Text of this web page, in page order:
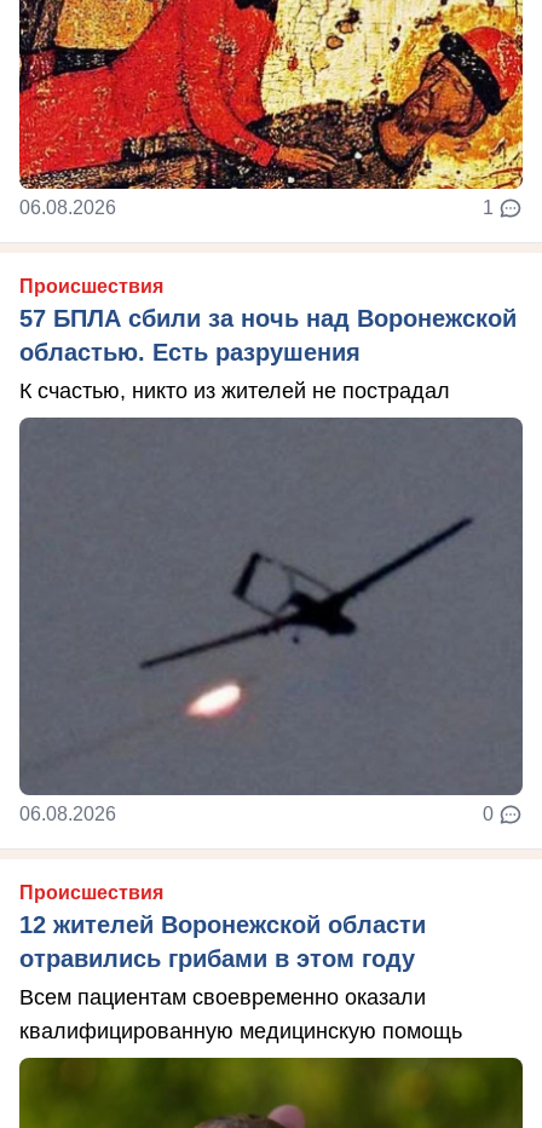
06.08.2026 1
Происшествия
57 БПЛА сбили за ночь над Воронежской
областью. Есть разрушения
К счастью, никто из жителей не пострадал
06.08.2026 0
Происшествия
12 жителей Воронежской области
отравились грибами в этом году
Всем пациентам своевременно оказали
квалифицированную медицинскую помощь